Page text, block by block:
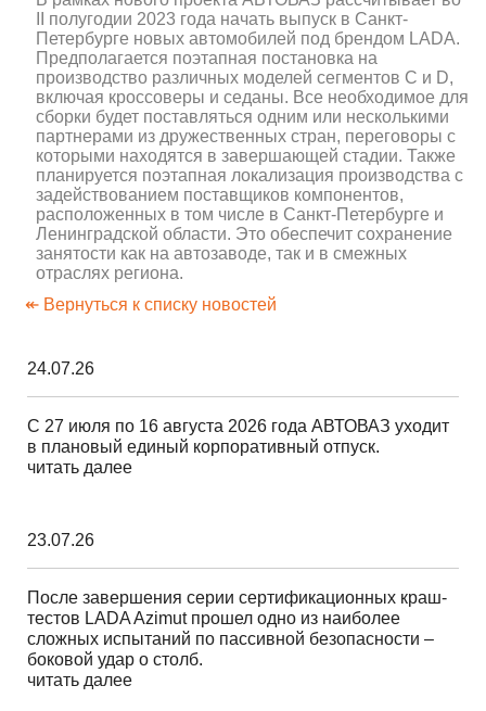
II полугодии 2023 года начать выпуск в Санкт-
Петербурге новых автомобилей под брендом LADA.
Предполагается поэтапная постановка на
производство различных моделей сегментов С и D,
включая кроссоверы и седаны. Все необходимое для
сборки будет поставляться одним или несколькими
партнерами из дружественных стран, переговоры с
которыми находятся в завершающей стадии. Также
планируется поэтапная локализация производства с
задействованием поставщиков компонентов,
расположенных в том числе в Санкт-Петербурге и
Ленинградской области. Это обеспечит сохранение
занятости как на автозаводе, так и в смежных
отраслях региона.
↞ Вернуться к списку новостей
24.07.26
С 27 июля по 16 августа 2026 года АВТОВАЗ уходит
в плановый единый корпоративный отпуск.
читать далее
23.07.26
После завершения серии сертификационных краш-
тестов LADA Azimut прошел одно из наиболее
сложных испытаний по пассивной безопасности –
боковой удар о столб.
читать далее